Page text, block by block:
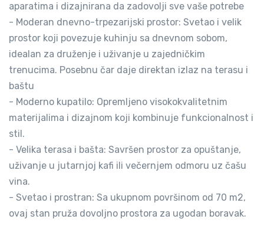
aparatima i dizajnirana da zadovolji sve vaše potrebe
- Moderan dnevno-trpezarijski prostor: Svetao i velik
prostor koji povezuje kuhinju sa dnevnom sobom,
idealan za druženje i uživanje u zajedničkim
trenucima. Posebnu čar daje direktan izlaz na terasu i
baštu
- Moderno kupatilo: Opremljeno visokokvalitetnim
materijalima i dizajnom koji kombinuje funkcionalnost i
stil.
- Velika terasa i bašta: Savršen prostor za opuštanje,
uživanje u jutarnjoj kafi ili večernjem odmoru uz čašu
vina.
- Svetao i prostran: Sa ukupnom površinom od 70 m2,
ovaj stan pruža dovoljno prostora za ugodan boravak.